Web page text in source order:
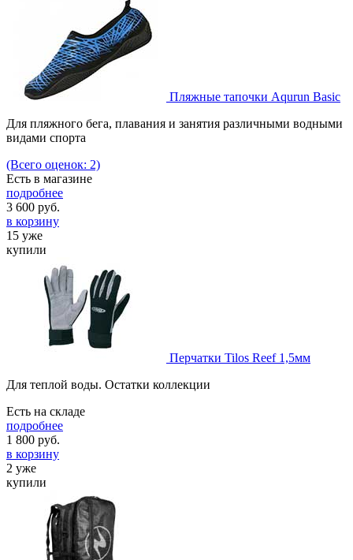
Пляжные тапочки Aqurun Basic
Для пляжного бега, плавания и занятия различными водными
видами спорта
(Всего оценок: 2)
Есть в магазине
подробнее
3 600 руб.
в корзину
15 уже
купили
Перчатки Tilos Reef 1,5мм
Для теплой воды. Остатки коллекции
Есть на складе
подробнее
1 800 руб.
в корзину
2 уже
купили